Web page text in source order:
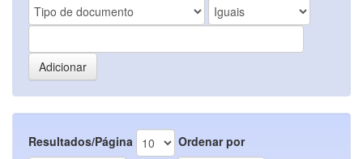
Resultados/Página Ordenar por